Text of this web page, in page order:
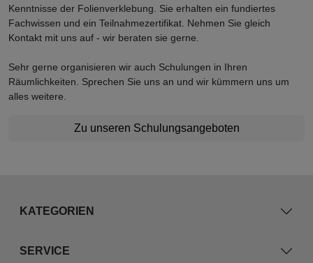
Kenntnisse der Folienverklebung. Sie erhalten ein fundiertes
Fachwissen und ein Teilnahmezertifikat. Nehmen Sie gleich
Kontakt mit uns auf - wir beraten sie gerne.
Sehr gerne organisieren wir auch Schulungen in Ihren
Räumlichkeiten. Sprechen Sie uns an und wir kümmern uns um
alles weitere.
Zu unseren Schulungsangeboten
KATEGORIEN
SERVICE